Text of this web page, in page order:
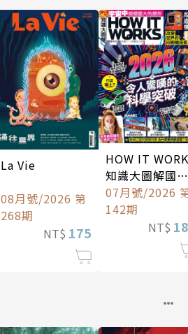
La Vie
08月號/2026 第
268期
NT$ 175
HOW IT
知識大圖解國際
中文版
07月號/2026
142期
NT$